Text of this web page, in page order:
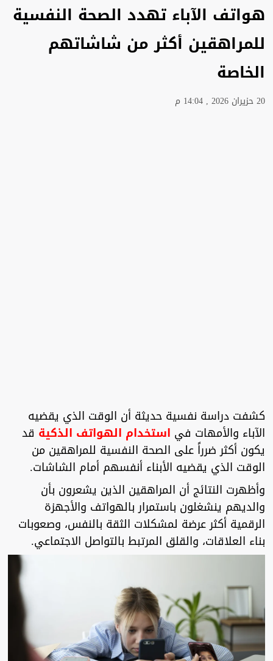
هواتف الآباء تهدد الصحة النفسية
للمراهقين أكثر من شاشاتهم
الخاصة
20 حزيران 2026 , 14:04 م
كشفت دراسة نفسية حديثة أن الوقت الذي يقضيه
الآباء والأمهات في استخدام الهواتف الذكية قد
يكون أكثر ضرراً على الصحة النفسية للمراهقين من
الوقت الذي يقضيه الأبناء أنفسهم أمام الشاشات.
وأظهرت النتائج أن المراهقين الذين يشعرون بأن
والديهم ينشغلون باستمرار بالهواتف والأجهزة
الرقمية أكثر عرضة لمشكلات الثقة بالنفس، وصعوبات
بناء العلاقات، والقلق المرتبط بالتواصل الاجتماعي.